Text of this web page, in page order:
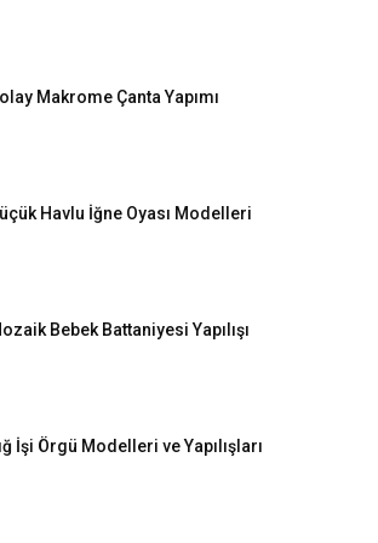
Makrome Çanta Yapımı
Havlu İğne Oyası Modelleri
Bebek Battaniyesi Yapılışı
İşi Örgü Modelleri ve Yapılışları